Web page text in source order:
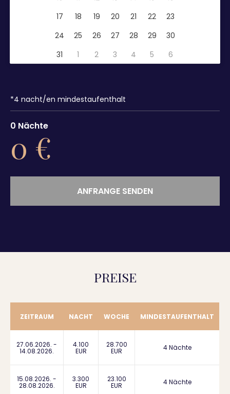
17
18 19 20 21 22
23
24
25 26 27 28 29
30
31
1 2 3 4 5 6
*4 nacht/en mindestaufenthalt
0 Nächte
0 €
ANFRANGE SENDEN
PREISE
ZEITRAUM NACHT WOCHE MINDESTAUFENTHALT
27.06.2026. -
14.08.2026.
4.100
EUR
28.700
EUR 4 Nächte
15.08.2026. -
28.08.2026.
3.300
EUR
23.100
EUR 4 Nächte